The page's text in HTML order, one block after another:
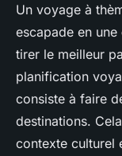
Un voyage à
escapade en une
tirer le meilleur
planification
consiste à faire
destinations.
contexte culturel